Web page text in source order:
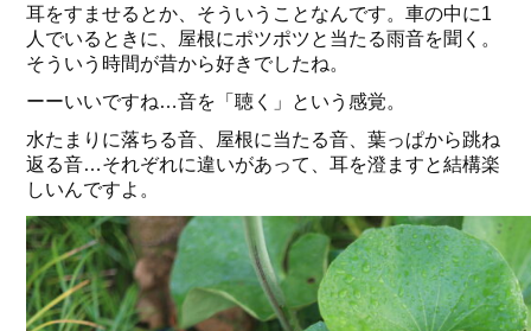
耳をすませるとか、そういうことなんです。車の中に1
人でいるときに、屋根にポツポツと当たる雨音を聞く。
そういう時間が昔から好きでしたね。
ーーいいですね…音を「聴く」という感覚。
水たまりに落ちる音、屋根に当たる音、葉っぱから跳ね
返る音…それぞれに違いがあって、耳を澄ますと結構楽
しいんですよ。